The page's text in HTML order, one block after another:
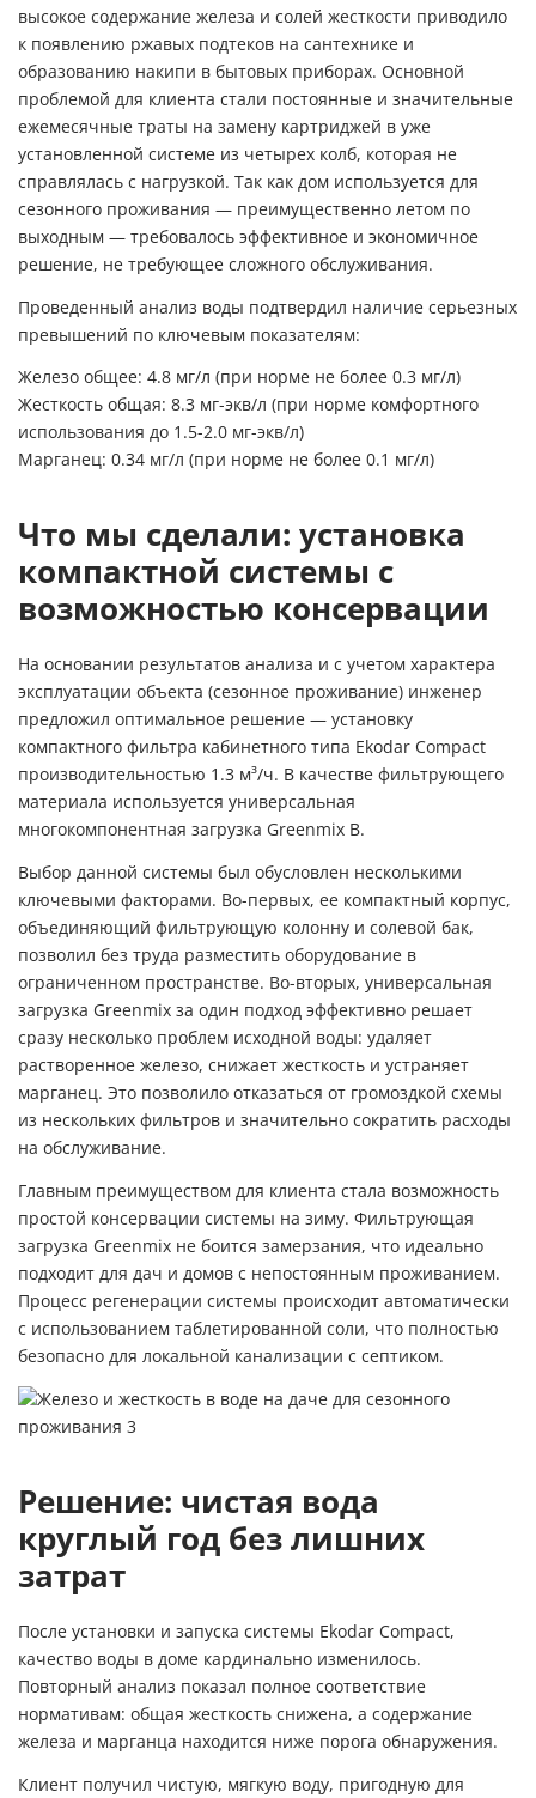
высокое содержание железа и солей жесткости приводило
к появлению ржавых подтеков на сантехнике и
образованию накипи в бытовых приборах. Основной
проблемой для клиента стали постоянные и значительные
ежемесячные траты на замену картриджей в уже
установленной системе из четырех колб, которая не
справлялась с нагрузкой. Так как дом используется для
сезонного проживания — преимущественно летом по
выходным — требовалось эффективное и экономичное
решение, не требующее сложного обслуживания.
Проведенный анализ воды подтвердил наличие серьезных
превышений по ключевым показателям:
Железо общее: 4.8 мг/л (при норме не более 0.3 мг/л)
Жесткость общая: 8.3 мг-экв/л (при норме комфортного
использования до 1.5-2.0 мг-экв/л)
Марганец: 0.34 мг/л (при норме не более 0.1 мг/л)
Что мы сделали: установка
компактной системы с
возможностью консервации
На основании результатов анализа и с учетом характера
эксплуатации объекта (сезонное проживание) инженер
предложил оптимальное решение — установку
компактного фильтра кабинетного типа Ekodar Compact
производительностью 1.3 м³/ч. В качестве фильтрующего
материала используется универсальная
многокомпонентная загрузка Greenmix B.
Выбор данной системы был обусловлен несколькими
ключевыми факторами. Во-первых, ее компактный корпус,
объединяющий фильтрующую колонну и солевой бак,
позволил без труда разместить оборудование в
ограниченном пространстве. Во-вторых, универсальная
загрузка Greenmix за один подход эффективно решает
сразу несколько проблем исходной воды: удаляет
растворенное железо, снижает жесткость и устраняет
марганец. Это позволило отказаться от громоздкой схемы
из нескольких фильтров и значительно сократить расходы
на обслуживание.
Главным преимуществом для клиента стала возможность
простой консервации системы на зиму. Фильтрующая
загрузка Greenmix не боится замерзания, что идеально
подходит для дач и домов с непостоянным проживанием.
Процесс регенерации системы происходит автоматически
с использованием таблетированной соли, что полностью
безопасно для локальной канализации с септиком.
Решение: чистая вода
круглый год без лишних
затрат
После установки и запуска системы Ekodar Compact,
качество воды в доме кардинально изменилось.
Повторный анализ показал полное соответствие
нормативам: общая жесткость снижена, а содержание
железа и марганца находится ниже порога обнаружения.
Клиент получил чистую, мягкую воду, пригодную для